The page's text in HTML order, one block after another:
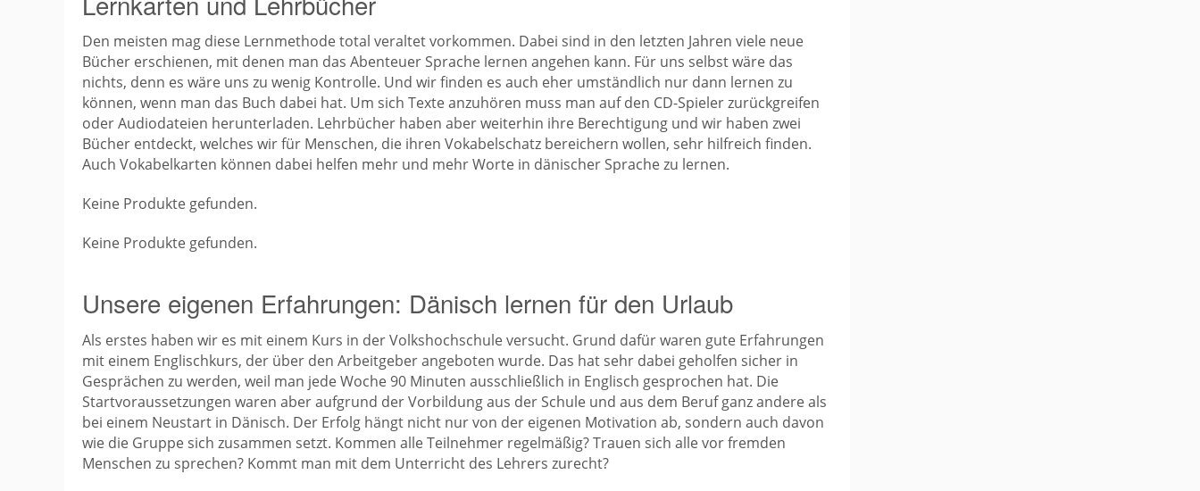
Den meisten mag diese Lernmethode total veraltet vorkommen. Dabei sind in den letzten Jahren viele neue
Bücher erschienen, mit denen man das Abenteuer Sprache lernen angehen kann. Für uns selbst wäre das
nichts, denn es wäre uns zu wenig Kontrolle. Und wir finden es auch eher umständlich nur dann lernen zu
können, wenn man das Buch dabei hat. Um sich Texte anzuhören muss man auf den CD-Spieler zurückgreifen
oder Audiodateien herunterladen. Lehrbücher haben aber weiterhin ihre Berechtigung und wir haben zwei
Bücher entdeckt, welches wir für Menschen, die ihren Vokabelschatz bereichern wollen, sehr hilfreich finden.
Auch Vokabelkarten können dabei helfen mehr und mehr Worte in dänischer Sprache zu lernen.
Keine Produkte gefunden.
Keine Produkte gefunden.
Unsere eigenen Erfahrungen: Dänisch lernen für den Urlaub
Als erstes haben wir es mit einem Kurs in der Volkshochschule versucht. Grund dafür waren gute Erfahrungen
mit einem Englischkurs, der über den Arbeitgeber angeboten wurde. Das hat sehr dabei geholfen sicher in
Gesprächen zu werden, weil man jede Woche 90 Minuten ausschließlich in Englisch gesprochen hat. Die
Startvoraussetzungen waren aber aufgrund der Vorbildung aus der Schule und aus dem Beruf ganz andere als
bei einem Neustart in Dänisch. Der Erfolg hängt nicht nur von der eigenen Motivation ab, sondern auch davon
wie die Gruppe sich zusammen setzt. Kommen alle Teilnehmer regelmäßig? Trauen sich alle vor fremden
Menschen zu sprechen? Kommt man mit dem Unterricht des Lehrers zurecht?